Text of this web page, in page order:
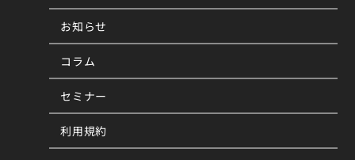
お知らせ
コラム
セミナー
利用規約